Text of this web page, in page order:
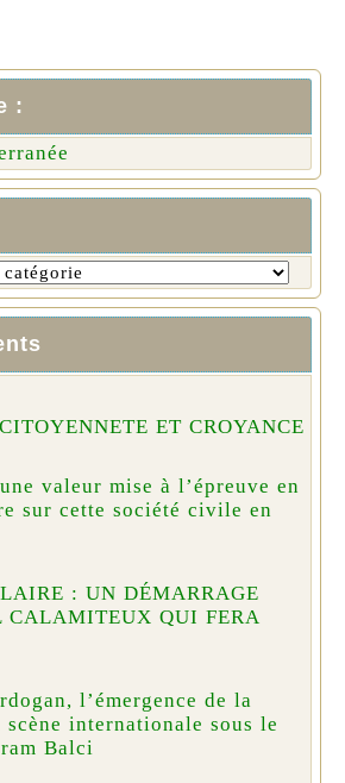
:
ET CROYANCE
valeur mise à l’épreuve en
sur cette société civile en
: UN DÉMARRAGE
CALAMITEUX QUI FERA
l’émergence de la
internationale sous le
Balci